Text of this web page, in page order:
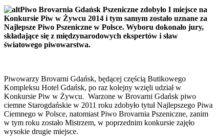
Piwo Brovarnia Gdańsk Pszeniczne zdobyło I miejsce na
Konkursie Piw w Żywcu 2014 i tym samym zostało uznane za
Najlepsze Piwo Pszeniczne w Polsce. Wyboru dokonało jury,
składające się z międzynarodowych ekspertów i sław
światowego piwowarstwa.
Piwowarzy Brovarni Gdańsk, będącej częścią Butikowego
Kompleksu Hotel Gdańsk, po raz kolejny wzięli udział w
Konkursie Piw w Żywcu. Warzone w Brovarni Gdańsk piwo
ciemne Starogdańskie w 2011 roku zdobyło tytuł Najlepszego Piwa
Ciemnego w Polsce, natomiast Piwo Brovarnia Pszeniczne, zanim
w tym roku zostało Mistrzem, w poprzednim konkursie zajęło
wysokie drugie miejsce.